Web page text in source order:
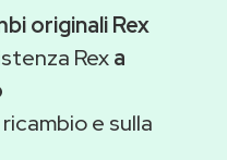
originali Rex
Rexa
e sulla